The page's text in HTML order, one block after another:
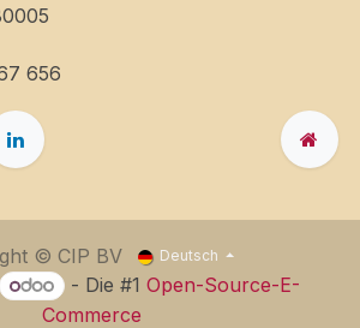
656
© CIP BV Deutsch
- Die #1 Open-Source-E-
Commerce